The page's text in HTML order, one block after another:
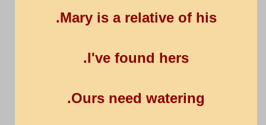
Mary is a relative of his.
I've found hers.
Ours need watering.